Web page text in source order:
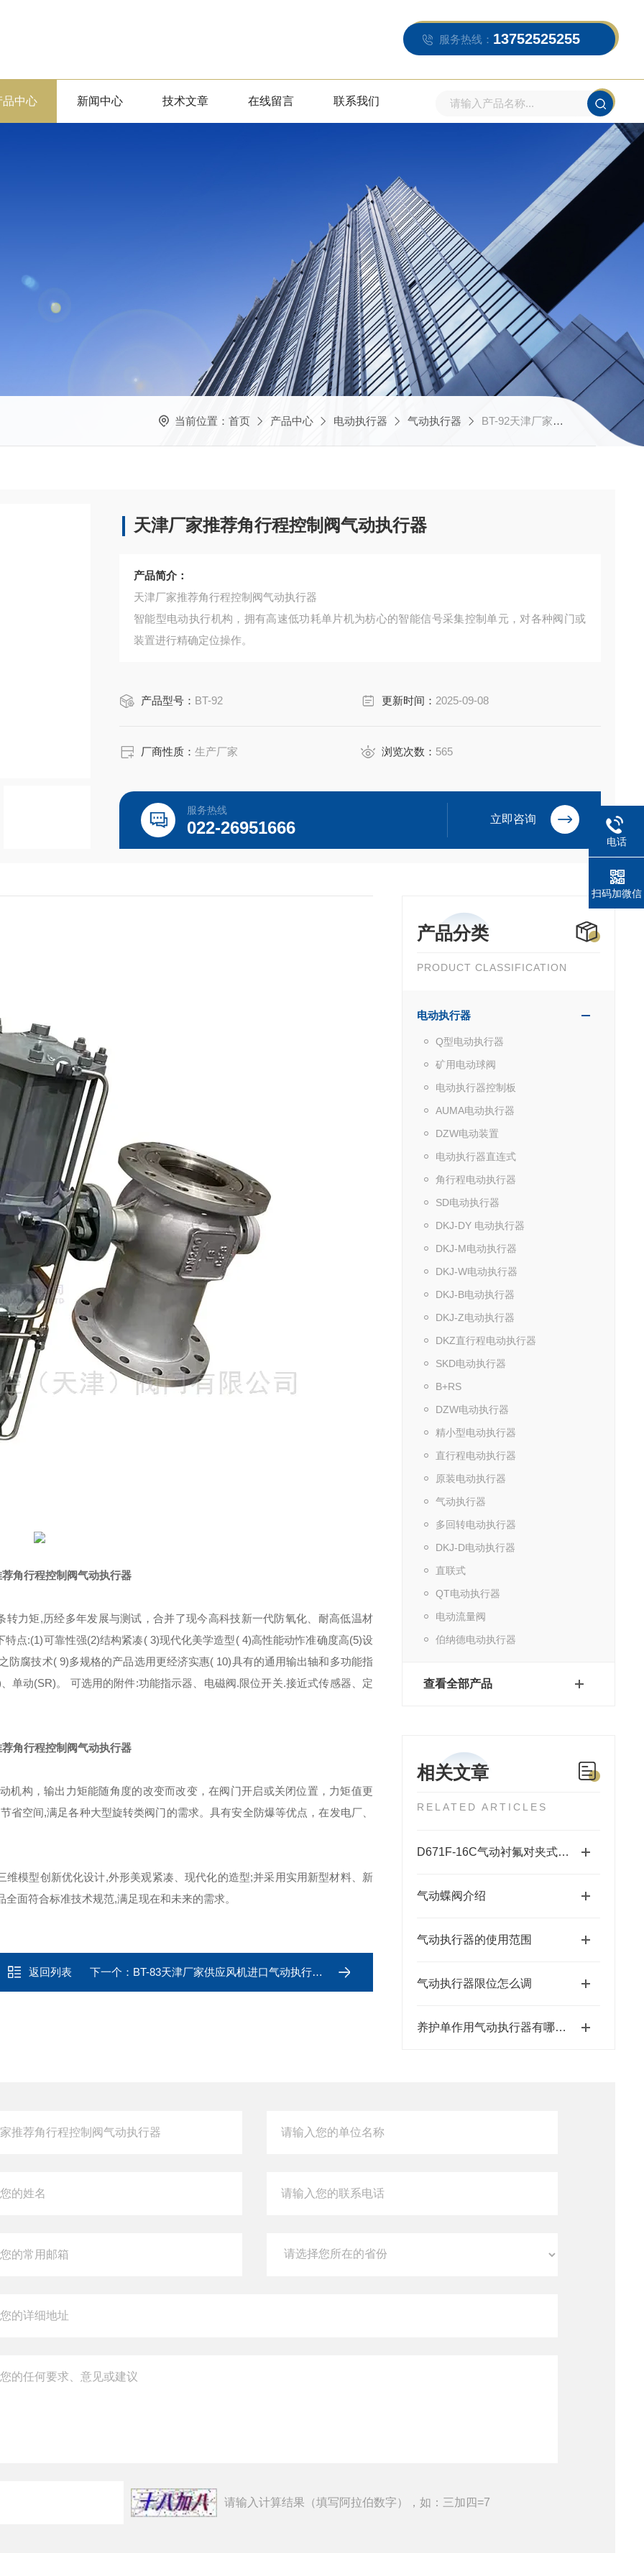
服务热线： 13752525255
品中心 新闻中心 技术文章 在线留言 联系我们
当前位置： 首页 产品中心 电动执行器 气动执行器 BT-92天津厂家推荐角行程控制阀气动执行器
天津厂家推荐角行程控制阀气动执行器
产品简介：
天津厂家推荐角行程控制阀气动执行器
智能型电动执行机构，拥有高速低功耗单片机为枋心的智能信号采集控制单元，对各种阀门或
装置进行精确定位操作。
产品型号： BT-92 更新时间： 2025-09-08
厂商性质：生产厂家 浏览次数： 565
服务热线
022-26951666 立即咨询
产品分类
PRODUCT CLASSIFICATION
电动执行器
Q型电动执行器
矿用电动球阀
电动执行器控制板
AUMA电动执行器
DZW电动装置
电动执行器直连式
角行程电动执行器
SD电动执行器
DKJ-DY 电动执行器
DKJ-M电动执行器
DKJ-W电动执行器
DKJ-B电动执行器
DKJ-Z电动执行器
DKZ直行程电动执行器
SKD电动执行器
B+RS
DZW电动执行器
精小型电动执行器
直行程电动执行器
原装电动执行器
气动执行器
多回转电动执行器
DKJ-D电动执行器
直联式
QT电动执行器
电动流量阀
伯纳德电动执行器
查看全部产品
相关文章
RELATED ARTICLES
D671F-16C气动衬氟对夹式蝶阀的参数
气动蝶阀介绍
气动执行器的使用范围
气动执行器限位怎么调
养护单作用气动执行器有哪些细节
角行程控制阀气动执行器
力矩,历经多年发展与测试，合并了现今高科技新一代防氧化、耐高低温材
点:(1)可靠性强(2)结构紧凑( 3)现代化美学造型( 4)高性能动怍准确度高(5)设
腐技术( 9)多规格的产品选用更经济实惠( 10)具有的通用输出轴和多功能指
单动(SR)。 可选用的附件:功能指示器、电磁阀.限位开关.接近式传感器、定
角行程控制阀气动执行器
机构，输出力矩能随角度的改变而改变，在阀门开启或关闭位置，力矩值更
空间,满足各种大型旋转类阀门的需求。具有安全防爆等优点，在发电厂、
模型创新优化设计,外形美观紧凑、现代化的造型;并采用实用新型材料、新
面符合标准技术规范,满足现在和未来的需求。
返回列表 下一个： BT-83天津厂家供应风机进口气动执行装置
请输入计算结果（填写阿拉伯数字），如：三加四=7
电话
扫码加微信